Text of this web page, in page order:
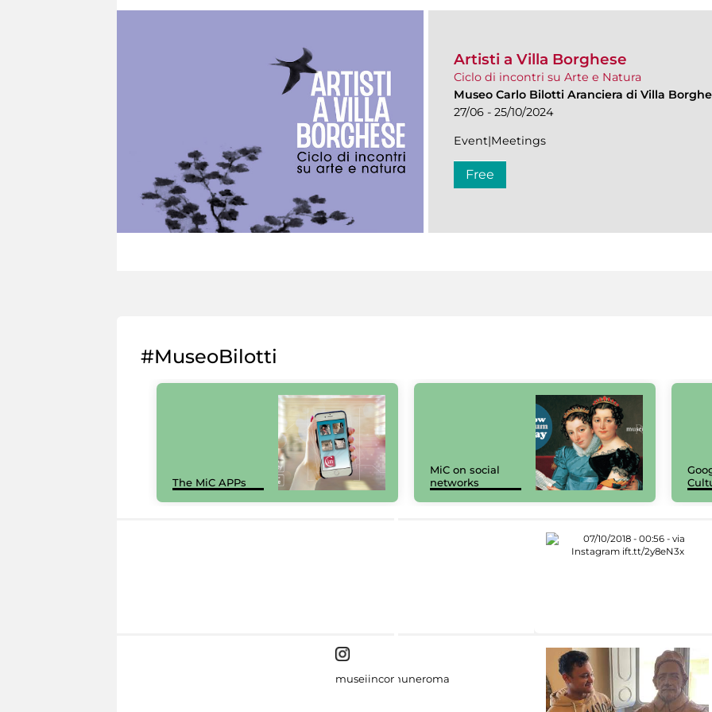
Artisti a Villa Borghese
Ciclo di incontri su Arte e Natura
Museo Carlo Bilotti Aranciera di Villa
27/06 - 25/10/2024
Event|Meetings
Free
#MuseoBilotti
The MiC APPs
MiC on social
networks
museiincomuneroma